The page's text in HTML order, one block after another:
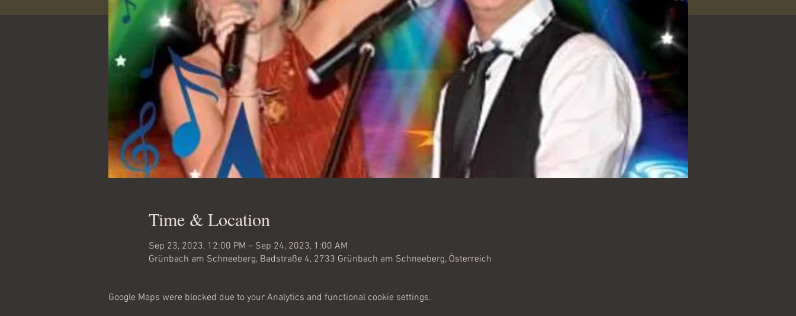
Time & Location
Sep 23, 2023, 12:00 PM – Sep 24, 2023, 1:00 AM
Grünbach am Schneeberg, Badstraße 4, 2733 Grünbach am Schneeberg, Österreich
Google Maps were blocked due to your Analytics and functional cookie settings.